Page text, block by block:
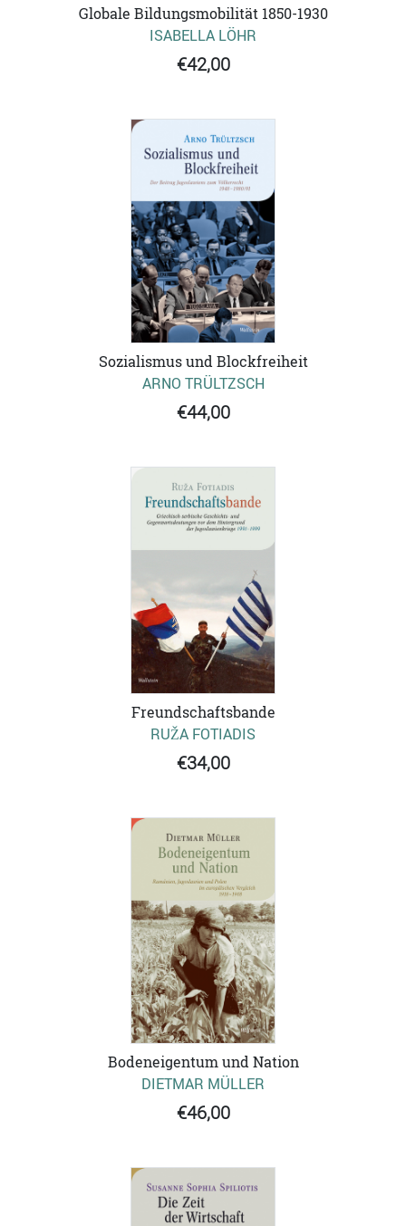
Globale Bildungsmobilität 1850-1930
ISABELLA LÖHR
€42,00
Sozialismus und Blockfreiheit
ARNO TRÜLTZSCH
€44,00
Freundschaftsbande
RUŽA FOTIADIS
€34,00
Bodeneigentum und Nation
DIETMAR MÜLLER
€46,00